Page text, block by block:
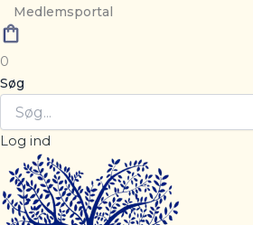
Medlemsportal
0
Søg
Log ind